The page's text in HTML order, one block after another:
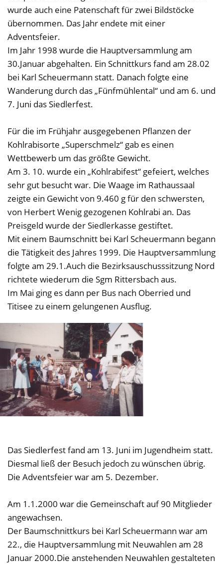
wurde auch eine Patenschaft für zwei Bildstöcke
übernommen. Das Jahr endete mit einer
Adventsfeier.
Im Jahr 1998 wurde die Hauptversammlung am
30.Januar abgehalten. Ein Schnittkurs fand am 28.02
bei Karl Scheuermann statt. Danach folgte eine
Wanderung durch das „Fünfmühlental“ und am 6. und
7. Juni das Siedlerfest.
Für die im Frühjahr ausgegebenen Pflanzen der
Kohlrabisorte „Superschmelz“ gab es einen
Wettbewerb um das größte Gewicht.
Am 3. 10. wurde ein „Kohlrabifest“ gefeiert, welches
sehr gut besucht war. Die Waage im Rathaussaal
zeigte ein Gewicht von 9.460 g für den schwersten,
von Herbert Wenig gezogenen Kohlrabi an. Das
Preisgeld wurde der Siedlerkasse gestiftet.
Mit einem Baumschnitt bei Karl Scheuermann begann
die Tätigkeit des Jahres 1999. Die Hauptversammlung
folgte am 29.1.Auch die Bezirksauschusssitzung Nord
richtete wiederum die Sgm Rittersbach aus.
Im Mai ging es dann per Bus nach Oberried und
Titisee zu einem gelungenen Ausflug.
Das Siedlerfest fand am 13. Juni im Jugendheim statt.
Diesmal ließ der Besuch jedoch zu wünschen übrig.
Die Adventsfeier war am 5. Dezember.
Am 1.1.2000 war die Gemeinschaft auf 90 Mitglieder
angewachsen.
Der Baumschnittkurs bei Karl Scheuermann war am
22., die Hauptversammlung mit Neuwahlen am 28
Januar 2000.Die anstehenden Neuwahlen gestalteten